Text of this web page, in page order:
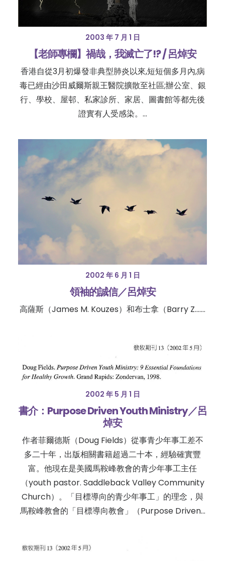
2003 年 7 月 1 日
【老師專欄】禍哉，我滅亡了!? / 呂焯安
香港自從3月初爆發非典型肺炎以來,短短個多月內,病
毒已經由沙田威爾斯親王醫院擴散至社區;辦公室、銀
行、學校、屋邨、私家診所、家居、圖書館等都先後
證實有人受感染。…
2002 年 6 月 1 日
領袖的誠信／呂焯安
高薩斯（James M. Kouzes）和布士拿（Barry Z.……
2002 年 5 月 1 日
書介：Purpose Driven Youth Ministry／呂
焯安
作者菲爾德斯（Doug Fields）從事青少年事工差不
多二十年，出版相關書籍超過二十本，經驗確實豐
富。他現在是美國馬鞍峰教會的青少年事工主任
（youth pastor. Saddleback Valley Community
Church）。「目標導向的青少年事工」的理念，與
馬鞍峰教會的「目標導向教會」（Purpose Driven…